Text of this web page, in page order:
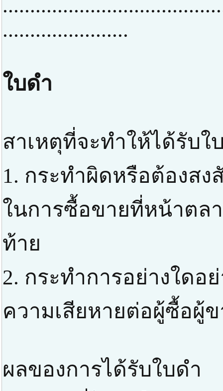
.......................
ใบดำ
สาเหตุที่จะทำให้ได้รับใ
1. กระทำผิดหรือต้องส
ในการซื้อขายที่หน้าตล
ท้าย
2. กระทำการอย่างใดอ
ความเสียหายต่อผู้ซื้อผู้
ผลของการได้รับใบดำ